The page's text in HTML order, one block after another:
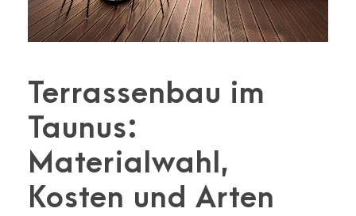
Terrassenbau im
Taunus:
Materialwahl,
Kosten und Arten